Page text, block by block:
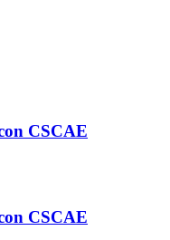
CSCAE
CSCAE